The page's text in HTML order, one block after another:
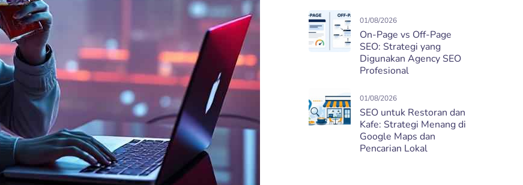
01/08/2026
On-Page vs Off-Page
SEO: Strategi yang
Digunakan Agency SEO
Profesional
01/08/2026
SEO untuk Restoran dan
Kafe: Strategi Menang di
Google Maps dan
Pencarian Lokal